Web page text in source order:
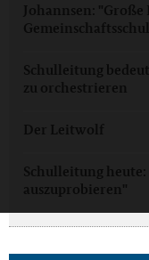
Johannsen:
Schulleitung
zu orchestrieren
Der Leitwolf
Schulleitung
auszuprobieren"